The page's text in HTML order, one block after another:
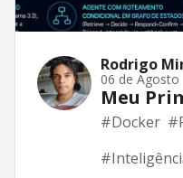
Rodrigo
06 de Agosto
Meu
#Docker #
#